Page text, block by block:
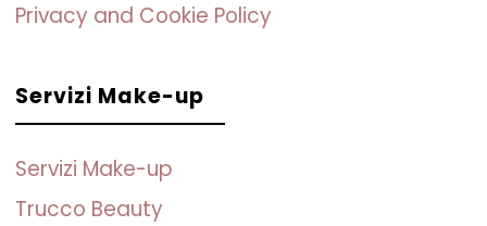
Privacy and Cookie Policy
Servizi Make-up
Servizi Make-up
Trucco Beauty